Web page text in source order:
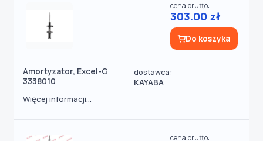
Amortyzator, Excel-G
3338010
dostawca:
KAYABA
cena brutto:
303.00 zł
Do koszyka
Więcej informacji...
cena brutto: